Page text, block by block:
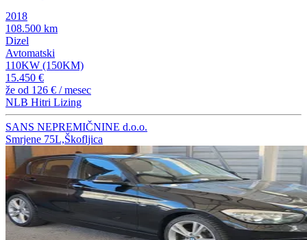
2018
108.500 km
Dizel
Avtomatski
110KW (150KM)
15.450 €
že od 126 € / mesec
NLB Hitri Lizing
SANS NEPREMIČNINE d.o.o.
Smrjene 75L,Škofljica